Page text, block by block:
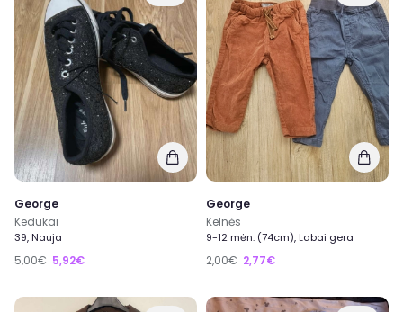
George
Kedukai
39, Nauja
5,00€ 5,92€
George
Kelnės
9-12 mėn. (74cm), Labai gera
2,00€ 2,77€